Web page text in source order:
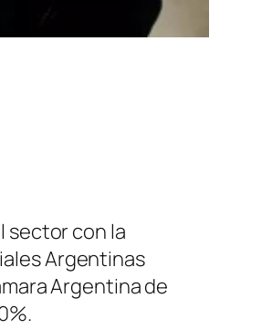
sector con la
Argentinas
Argentina de